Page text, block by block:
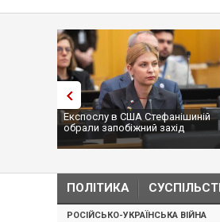
Експослу в США Стефанішиній
обрали запобіжний захід
ПОЛІТИКА
РОСІЙСЬКО-УКРАЇНСЬКА ВІЙНА